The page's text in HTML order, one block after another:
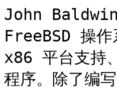
John Baldwin
FreeBSD 操作
x86 平台支持
程序。除了编